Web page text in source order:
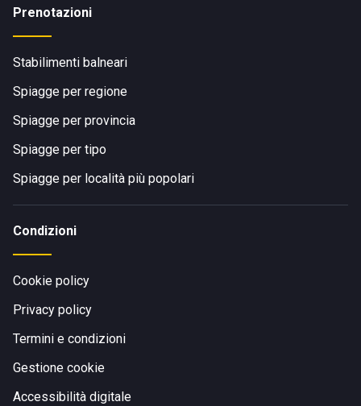
Prenotazioni
Stabilimenti balneari
Spiagge per regione
Spiagge per provincia
Spiagge per tipo
Spiagge per località più popolari
Condizioni
Cookie policy
Privacy policy
Termini e condizioni
Gestione cookie
Accessibilità digitale